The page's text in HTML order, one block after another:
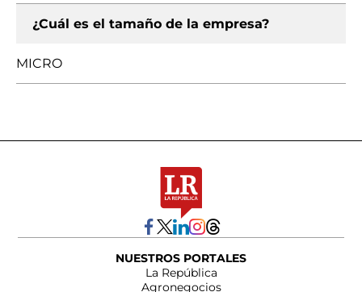
¿Cuál es el tamaño de la empresa?
MICRO
NUESTROS PORTALES
La República
Agronegocios